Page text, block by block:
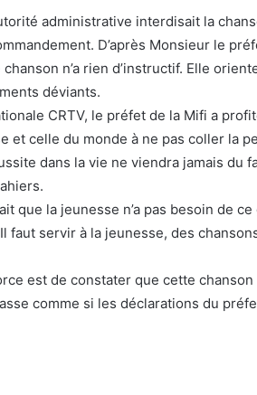
administrative interdisait la
D’après Monsieur le
n’a rien d’instructif. Elle
déviants.
CRTV, le préfet de la Mifi a
et celle du monde à ne pas coller la
dans la vie ne viendra jamais du
que la jeunesse n’a pas besoin de
faut servir à la jeunesse, des
est de constater que cette chanson
comme si les déclarations du